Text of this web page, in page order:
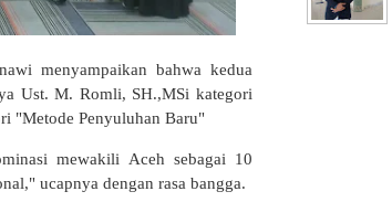
menyampaikan bahwa kedua
Ust. M. Romli, SH.,MSi kategori
"Metode Penyuluhan Baru"
mewakili Aceh sebagai 10
ucapnya dengan rasa bangga.